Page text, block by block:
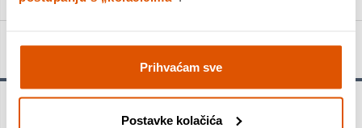
Prihvaćam sve
Postavke kolačića
Detalji proizvoda